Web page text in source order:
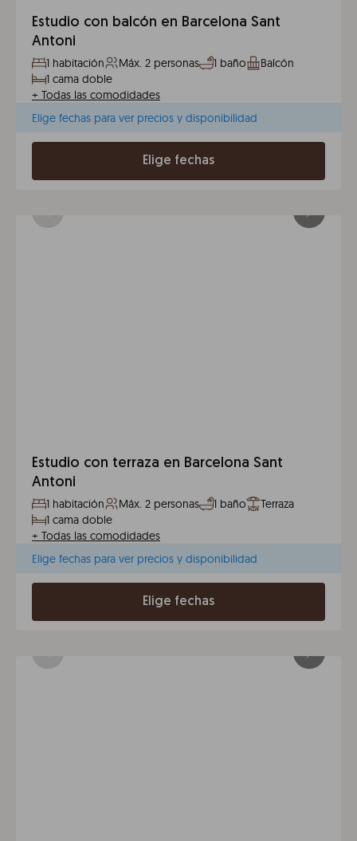
Estudio con balcón en Barcelona Sant
Antoni
1 habitación Máx. 2 personas 1 baño
Balcón
1 cama doble
+ Todas las comodidades
Elige fechas para ver precios y disponibilidad
Elige fechas
Estudio con terraza en Barcelona Sant
Antoni
1 habitación Máx. 2 personas 1 baño
Terraza
1 cama doble
+ Todas las comodidades
Elige fechas para ver precios y disponibilidad
Elige fechas